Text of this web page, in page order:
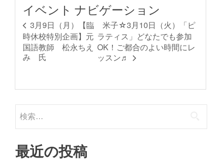
イベント ナビゲーション
3月9日（月）【臨
時休校特別企画】元
国語教師 松永ちえ
み 氏
米子☆3月10日（火）「ピ
ラティス」どなたでも参加
OK！ご都合のよい時間にレ
ッスン♬
索:
最近の投稿